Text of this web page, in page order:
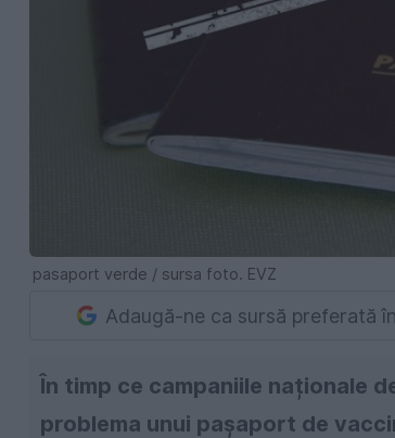
pasaport verde / sursa foto. EVZ
Adaugă-ne ca sursă preferată
În timp ce campaniile naționale
problema unui pașaport de